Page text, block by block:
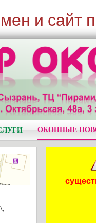
и сайт
ОКОННЫЕ
,